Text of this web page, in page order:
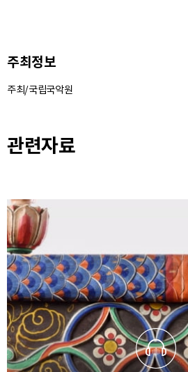
주최정보
주최/국립국악원
관련자료